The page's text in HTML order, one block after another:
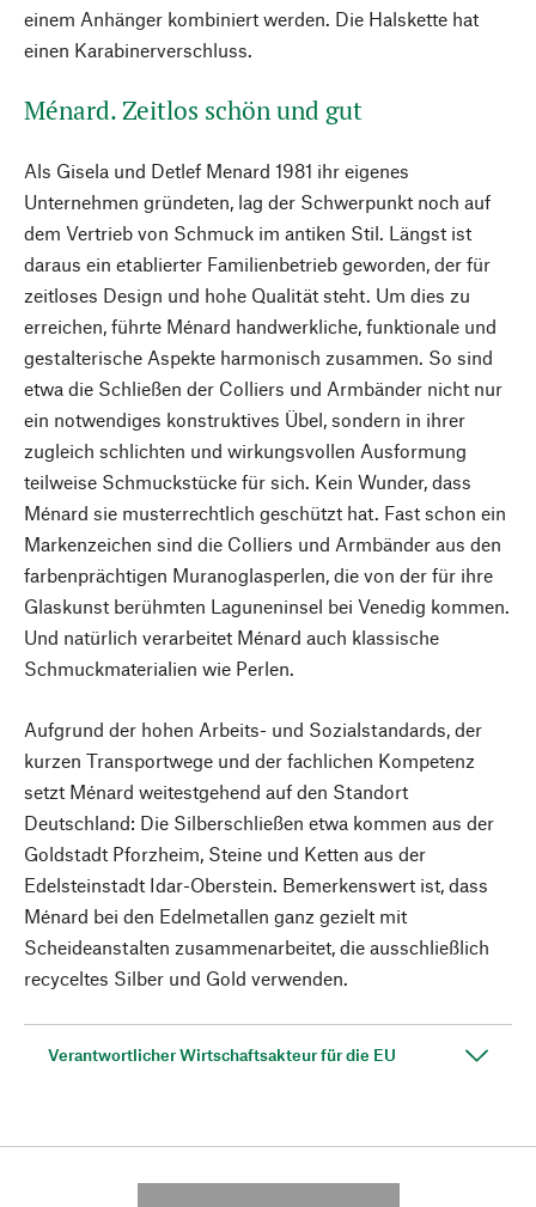
einem Anhänger kombiniert werden. Die Halskette hat
einen Karabinerverschluss.
Ménard. Zeitlos schön und gut
Als Gisela und Detlef Menard 1981 ihr eigenes
Unternehmen gründeten, lag der Schwerpunkt noch auf
dem Vertrieb von Schmuck im antiken Stil. Längst ist
daraus ein etablierter Familienbetrieb geworden, der für
zeitloses Design und hohe Qualität steht. Um dies zu
erreichen, führte Ménard handwerkliche, funktionale und
gestalterische Aspekte harmonisch zusammen. So sind
etwa die Schließen der Colliers und Armbänder nicht nur
ein notwendiges konstruktives Übel, sondern in ihrer
zugleich schlichten und wirkungsvollen Ausformung
teilweise Schmuckstücke für sich. Kein Wunder, dass
Ménard sie musterrechtlich geschützt hat. Fast schon ein
Markenzeichen sind die Colliers und Armbänder aus den
farbenprächtigen Muranoglasperlen, die von der für ihre
Glaskunst berühmten Laguneninsel bei Venedig kommen.
Und natürlich verarbeitet Ménard auch klassische
Schmuckmaterialien wie Perlen.
Aufgrund der hohen Arbeits- und Sozialstandards, der
kurzen Transportwege und der fachlichen Kompetenz
setzt Ménard weitestgehend auf den Standort
Deutschland: Die Silberschließen etwa kommen aus der
Goldstadt Pforzheim, Steine und Ketten aus der
Edelsteinstadt Idar-Oberstein. Bemerkenswert ist, dass
Ménard bei den Edelmetallen ganz gezielt mit
Scheideanstalten zusammenarbeitet, die ausschließlich
recyceltes Silber und Gold verwenden.
Verantwortlicher Wirtschaftsakteur für die EU